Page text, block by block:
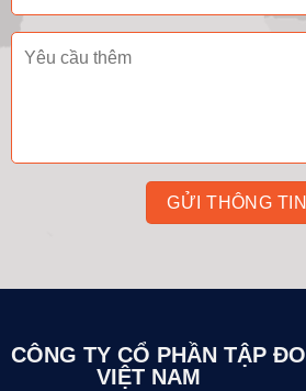
CÔNG TY CỔ PHẦN TẬP
VIỆT NAM